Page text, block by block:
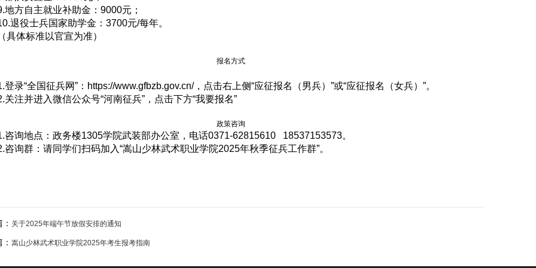
地方自主就业补助金：9000元；
退役士兵国家助学金：3700元/每年。
（具体标准以官宣为准）
报名方式
登录“全国征兵网”：https://www.gfbzb.gov.cn/，点击右上侧“应征报名（男兵）”或“应征报名（女兵）”。
关注并进入微信公众号“河南征兵”，点击下方“我要报名”
政策咨询
咨询地点：政务楼1305学院武装部办公室，电话0371-62815610 18537153573。
咨询群：请同学们扫码加入“嵩山少林武术职业学院2025年秋季征兵工作群”。
关于2025年端午节放假安排的通知
嵩山少林武术职业学院2025年考生报考指南